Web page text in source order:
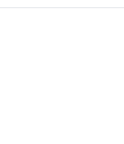
FA・A